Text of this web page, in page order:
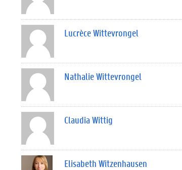
Lucrèce Wittevrongel
Nathalie Wittevrongel
Claudia Wittig
Elisabeth Witzenhausen